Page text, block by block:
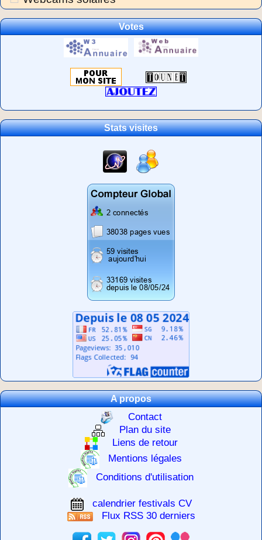
Votes
Stats visites
A propos
Contact
Plan du site
Liens de retour
Mentions légales
Conditions d'utilisation
calendrier festivals CV
Flux RSS 30 derniers